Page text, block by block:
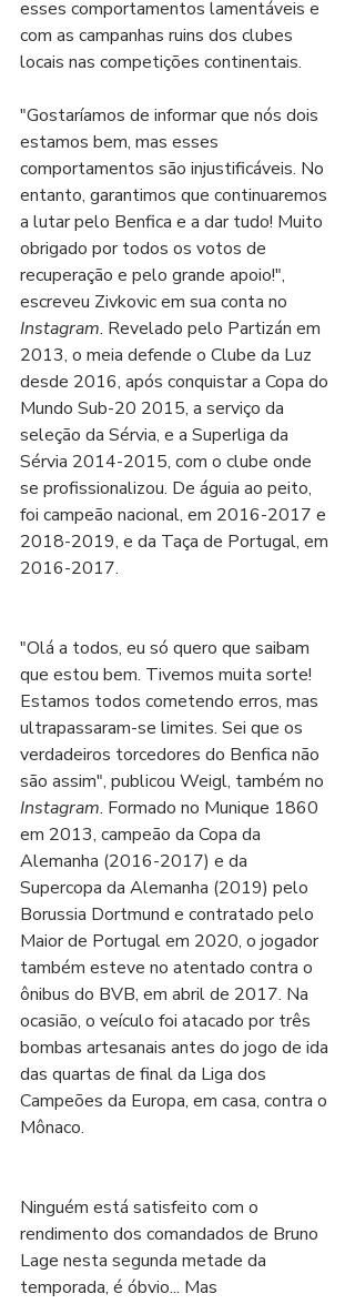
esses comportamentos lamentáveis e
com as campanhas ruins dos clubes
locais nas competições continentais.
"Gostaríamos de informar que nós dois
estamos bem, mas esses
comportamentos são injustificáveis. No
entanto, garantimos que continuaremos
a lutar pelo Benfica e a dar tudo! Muito
obrigado por todos os votos de
recuperação e pelo grande apoio!",
escreveu Zivkovic em sua conta no
Instagram. Revelado pelo Partizán em
2013, o meia defende o Clube da Luz
desde 2016, após conquistar a Copa do
Mundo Sub-20 2015, a serviço da
seleção da Sérvia, e a Superliga da
Sérvia 2014-2015, com o clube onde
se profissionalizou. De águia ao peito,
foi campeão nacional, em 2016-2017 e
2018-2019, e da Taça de Portugal, em
2016-2017.
"Olá a todos, eu só quero que saibam
que estou bem. Tivemos muita sorte!
Estamos todos cometendo erros, mas
ultrapassaram-se limites. Sei que os
verdadeiros torcedores do Benfica não
são assim", publicou Weigl, também no
Instagram. Formado no Munique 1860
em 2013, campeão da Copa da
Alemanha (2016-2017) e da
Supercopa da Alemanha (2019) pelo
Borussia Dortmund e contratado pelo
Maior de Portugal em 2020, o jogador
também esteve no atentado contra o
ônibus do BVB, em abril de 2017. Na
ocasião, o veículo foi atacado por três
bombas artesanais antes do jogo de ida
das quartas de final da Liga dos
Campeões da Europa, em casa, contra o
Mônaco.
Ninguém está satisfeito com o
rendimento dos comandados de Bruno
Lage nesta segunda metade da
temporada, é óbvio... Mas